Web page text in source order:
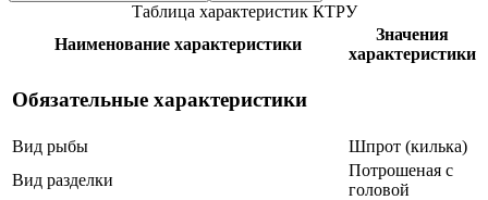
Таблица характеристик КТРУ
Наименование характеристики
Значения
характеристики
Обязательные характеристики
Вид рыбы
Шпрот (килька)
Вид разделки
Потрошеная с
головой